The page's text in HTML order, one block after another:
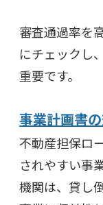
審査通過率を
にチェックし
重要です。
事業計画書
不動産担保ロ
されやすい事
機関は、貸し